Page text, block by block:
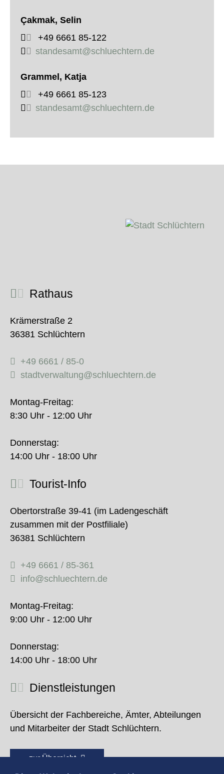
Çakmak, Selin
+49 6661 85-122
standesamt@schluechtern.de
Grammel, Katja
+49 6661 85-123
standesamt@schluechtern.de
Rathaus
Krämerstraße 2
36381 Schlüchtern
+49 6661 / 85-0
stadtverwaltung@schluechtern.de
Montag-Freitag:
8:30 Uhr - 12:00 Uhr
Donnerstag:
14:00 Uhr - 18:00 Uhr
Tourist-Info
Obertorstraße 39-41 (im Ladengeschäft
zusammen mit der Postfiliale)
36381 Schlüchtern
+49 6661 / 85-361
info@schluechtern.de
Montag-Freitag:
9:00 Uhr - 12:00 Uhr
Donnerstag:
14:00 Uhr - 18:00 Uhr
Dienstleistungen
Übersicht der Fachbereiche, Ämter, Abteilungen
und Mitarbeiter der Stadt Schlüchtern.
zur Übersicht